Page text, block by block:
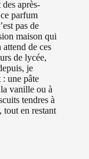
après-
parfum
pas de
maison qui
de ces
de lycée,
je
: une pâte
vanille ou à
tendres à
tout en restant